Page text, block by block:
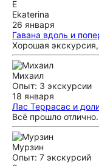
E
Ekaterina
26 января
Гавана вдоль и
Хорошая
Михаил
Опыт: 3 экскурсии
18 января
Лас Террасас и
Всё прошло
Мурзин
Опыт: 7 экскурсий